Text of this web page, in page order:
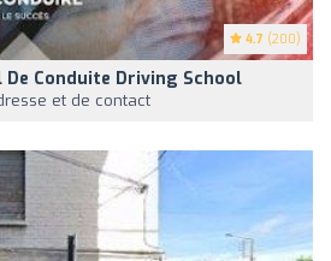
4.7 (200)
De Conduite Driving School
et de contact